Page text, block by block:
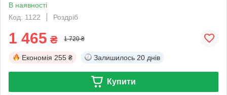
В наявності
Код: 1122
Роздріб
1 465 ₴ 1 720 ₴
Економія 255 ₴ Залишилось 20 днів
Купити